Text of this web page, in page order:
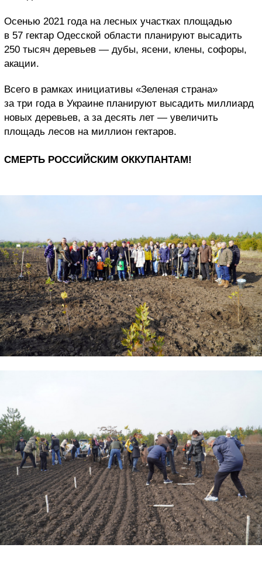
Осенью 2021 года на лесных участках площадью
в 57 гектар Одесской области планируют высадить
250 тысяч деревьев — дубы, ясени, клены, софоры,
акации.
Всего в рамках инициативы «Зеленая страна»
за три года в Украине планируют высадить миллиард
новых деревьев, а за десять лет — увеличить
площадь лесов на миллион гектаров.
СМЕРТЬ РОССИЙСКИМ ОККУПАНТАМ!